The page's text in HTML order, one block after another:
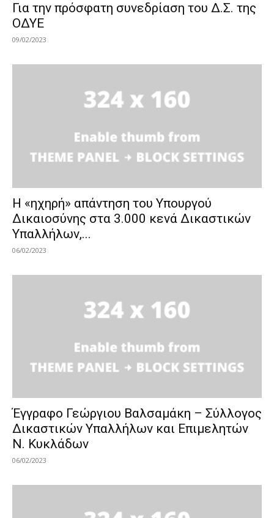
Για την πρόσφατη συνεδρίαση του Δ.Σ. της
ΟΔΥΕ
09/02/2023
Η «ηχηρή» απάντηση του Υπουργού
Δικαιοσύνης στα 3.000 κενά Δικαστικών
Υπαλλήλων,...
06/02/2023
Έγγραφο Γεώργιου Βαλσαμάκη – Σύλλογος
Δικαστικών Υπαλλήλων και Επιμελητών
Ν. Κυκλάδων
06/02/2023